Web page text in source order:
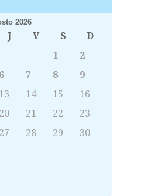
2026
J V S
D
1
2
6 7 8
9
13 14 15
16
20 21 22
23
27 28 29
30